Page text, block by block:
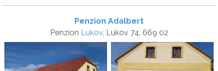
Penzion Adalbert
Penzion Lukov, Lukov 74, 669 02